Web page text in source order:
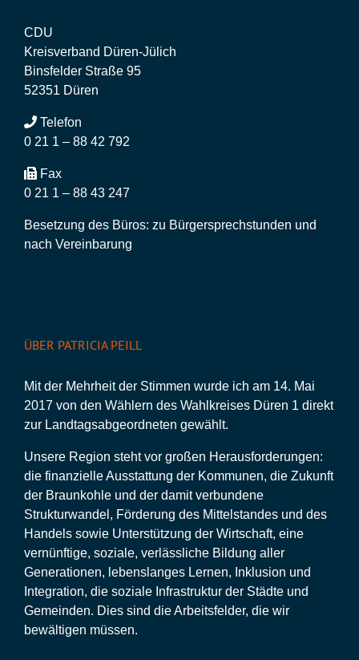
CDU
Kreisverband Düren-Jülich
Binsfelder Straße 95
52351 Düren
Telefon
0 21 1 – 88 42 792
Fax
0 21 1 – 88 43 247
Besetzung des Büros: zu Bürgersprechstunden und
nach Vereinbarung
ÜBER PATRICIA PEILL
Mit der Mehrheit der Stimmen wurde ich am 14. Mai
2017 von den Wählern des Wahlkreises Düren 1 direkt
zur Landtagsabgeordneten gewählt.
Unsere Region steht vor großen Herausforderungen:
die finanzielle Ausstattung der Kommunen, die Zukunft
der Braunkohle und der damit verbundene
Strukturwandel, Förderung des Mittelstandes und des
Handels sowie Unterstützung der Wirtschaft, eine
vernünftige, soziale, verlässliche Bildung aller
Generationen, lebenslanges Lernen, Inklusion und
Integration, die soziale Infrastruktur der Städte und
Gemeinden. Dies sind die Arbeitsfelder, die wir
bewältigen müssen.